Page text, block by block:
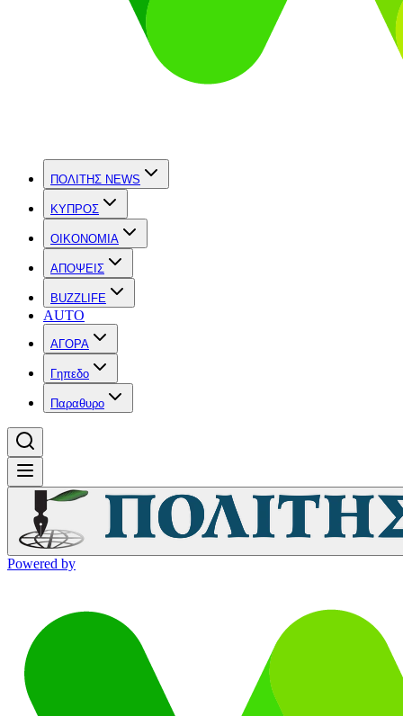
ΠΟΛΙΤΗΣ NEWS
ΚΥΠΡΟΣ
OIKONOMIA
ΑΠΟΨΕΙΣ
BUZZLIFE
AUTO
ΑΓΟΡΑ
Γηπεδο
Παραθυρο
Powered by